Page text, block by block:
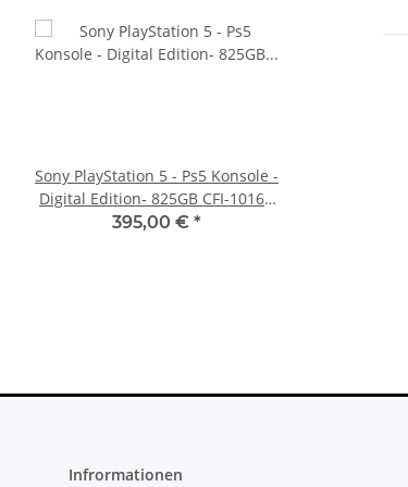
Sony PlayStation 5 - Ps5 Konsole -
Digital Edition- 825GB CFI-1016B
gebraucht
395,00 € *
Infrormationen